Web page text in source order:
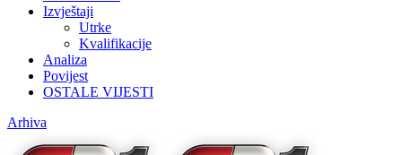
Izvještaji
Utrke
Kvalifikacije
Analiza
Povijest
OSTALE VIJESTI
Arhiva